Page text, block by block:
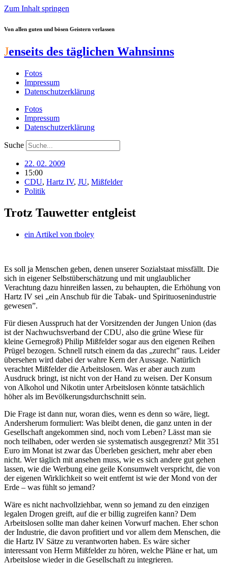
Zum Inhalt springen
Von allen guten und bösen Geistern verlassen
Jenseits des täglichen Wahnsinns
Fotos
Impressum
Datenschutzerklärung
Fotos
Impressum
Datenschutzerklärung
Suche
22. 02. 2009
15:00
CDU, Hartz IV, JU, Mißfelder
Politik
Trotz Tauwetter entgleist
ein Artikel von tboley
Es soll ja Menschen geben, denen unserer Sozialstaat missfällt. Die
sich in eigener Selbstüberschätzung und mit unglaublicher
Verachtung dazu hinreißen lassen, zu behaupten, die Erhöhung von
Hartz IV sei „ein Anschub für die Tabak- und Spirituosenindustrie
gewesen”.
Für diesen Ausspruch hat der Vorsitzenden der Jungen Union (das
ist der Nachwuchsverband der CDU, also die grüne Wiese für
kleine Gernegroß) Philip Mißfelder sogar aus den eigenen Reihen
Prügel bezogen. Schnell rutsch einem da das „zurecht” raus. Leider
übersehen wird dabei der wahre Kern der Aussage. Natürlich
verachtet Mißfelder die Arbeitslosen. Was er aber auch zum
Ausdruck bringt, ist nicht von der Hand zu weisen. Der Konsum
von Alkohol und Nikotin unter Arbeitslosen könnte tatsächlich
höher als im Bevölkerungsdurchschnitt sein.
Die Frage ist dann nur, woran dies, wenn es denn so wäre, liegt.
Andersherum formuliert: Was bleibt denen, die ganz unten in der
Gesellschaft angekommen sind, noch vom Leben? Lässt man sie
noch teilhaben, oder werden sie systematisch ausgegrenzt? Mit 351
Euro im Monat ist zwar das Überleben gesichert, mehr aber eben
nicht. Wer täglich mit ansehen muss, wie es sich andere gut gehen
lassen, wie die Werbung eine geile Konsumwelt verspricht, die von
der eigenen Wirklichkeit so weit entfernt ist wie der Mond von der
Erde – was fühlt so jemand?
Wäre es nicht nachvollziehbar, wenn so jemand zu den einzigen
legalen Drogen greift, auf die er billig zugreifen kann? Dem
Arbeitslosen sollte man daher keinen Vorwurf machen. Eher schon
der Industrie, die davon profitiert und vor allem dem Menschen, die
die Hartz IV Sätze zu verantworten haben. Es wäre sicher
interessant von Herrn Mißfelder zu hören, welche Pläne er hat, um
Arbeitslose wieder in die Gesellschaft zu integrieren.